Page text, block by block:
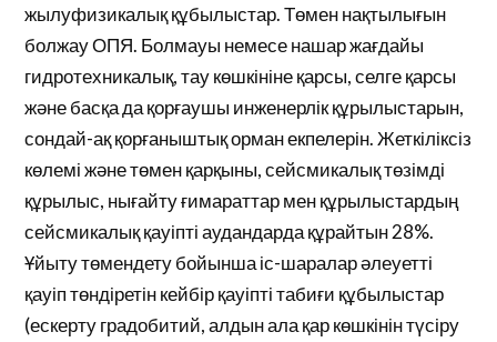
жылуфизикалық құбылыстар. Төмен нақтылығын
болжау ОПЯ. Болмауы немесе нашар жағдайы
гидротехникалық, тау көшкініне қарсы, селге қарсы
және басқа да қорғаушы инженерлік құрылыстарын,
сондай-ақ қорғаныштық орман екпелерін. Жеткіліксіз
көлемі және төмен қарқыны, сейсмикалық төзімді
құрылыс, нығайту ғимараттар мен құрылыстардың
сейсмикалық қауіпті аудандарда құрайтын 28%.
Ұйыту төмендету бойынша іс-шаралар әлеуетті
қауіп төндіретін кейбір қауіпті табиғи құбылыстар
(ескерту градобитий, алдын ала қар көшкінін түсіру